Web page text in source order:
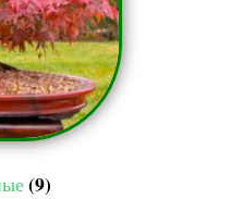
(9)